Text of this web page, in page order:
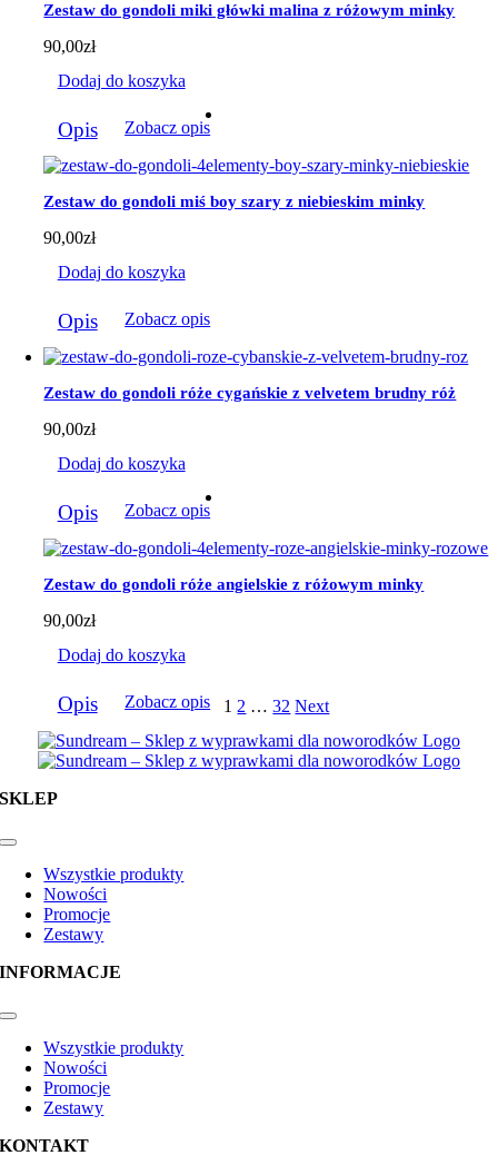
można
wybrać
na
stronie
Zestaw do gondoli miki główki malina z różowym minky
90,00zł
Dodaj do koszyka
Opis Zobacz opis
Zestaw do gondoli miś boy szary z niebieskim minky
90,00zł
Dodaj do koszyka
Opis Zobacz opis
Zestaw do gondoli róże cygańskie z velvetem brudny róż
90,00zł
Dodaj do koszyka
Opis Zobacz opis
Zestaw do gondoli róże angielskie z różowym minky
90,00zł
Dodaj do koszyka
Opis Zobacz opis 1 2 … 32 Next
SKLEP
Toggle
NavigationWszystkie produkty
Nowości
Promocje
Zestawy
INFORMACJE
Toggle
NavigationWszystkie produkty
Nowości
Promocje
Zestawy
KONTAKT